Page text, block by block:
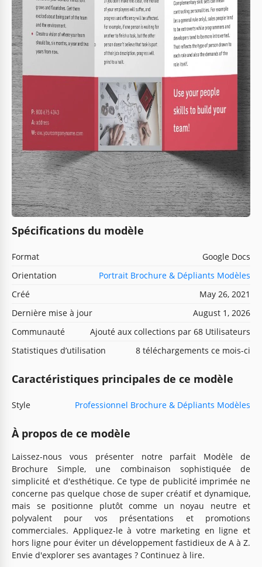
Spécifications du modèle
Format
Google Docs
Orientation
Portrait Brochure & Dépliants Modèles
Créé
May 26, 2021
Dernière mise à jour
August 1, 2026
Communauté
Ajouté aux collections par 68 Utilisateurs
Statistiques d’utilisation
8 téléchargements ce mois-ci
Caractéristiques principales de ce modèle
Style Professionnel Brochure & Dépliants Modèles
À propos de ce modèle
Laissez-nous vous présenter notre parfait Modèle de
Brochure Simple, une combinaison sophistiquée de
simplicité et d'esthétique. Ce type de publicité imprimée ne
concerne pas quelque chose de super créatif et dynamique,
mais se positionne plutôt comme un noyau neutre et
polyvalent pour vos présentations et promotions
commerciales. Appliquez-le à votre marketing en ligne et
hors ligne pour éviter un développement fastidieux de A à Z.
Envie d'explorer ses avantages ? Continuez à lire.